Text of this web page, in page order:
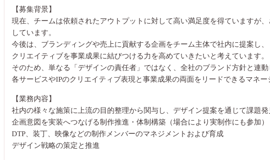
【募集背景】
現在、チームは依頼されたアウトプットに対して高い満足度を得ていますが
しています。
今後は、ブランディングや売上に貢献する企画をチーム主体で社内に提案し、
クリエイティブを事業成果に結びつける力を高めていきたいと考えています。
そのため、単なる「デザインの責任者」ではなく、全社のブランド方針と連動
各サービスやIPのクリエイティブ表現と事業成果の両面をリードできるマネー
【業務内容】
社内の様々な施策に上流の目的整理から関与し、デザイン提案を通じて課題
企画意図を実装へつなげる制作推進・体制構築（場合により実制作にも参加）
DTP、装丁、映像などの制作メンバーのマネジメントおよび育成
デザイン戦略の策定と推進